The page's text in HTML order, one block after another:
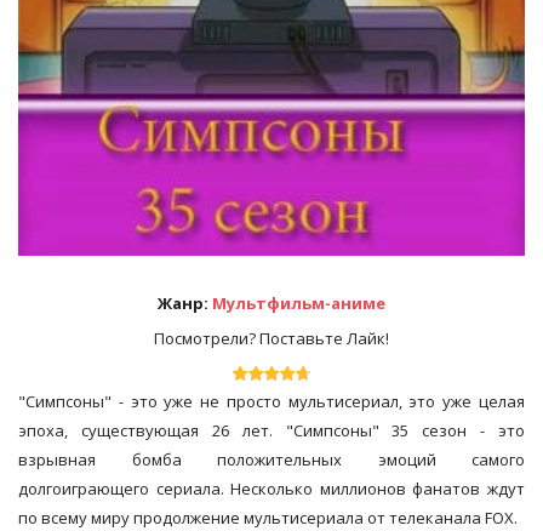
Жанр: Мультфильм-аниме
Посмотрели? Поставьте Лайк!
"Симпсоны" - это уже не просто мультисериал, это уже целая
эпоха, существующая 26 лет. "Симпсоны" 35 сезон - это
взрывная бомба положительных эмоций самого
долгоиграющего сериала. Несколько миллионов фанатов ждут
по всему миру продолжение мультисериала от телеканала FOX.